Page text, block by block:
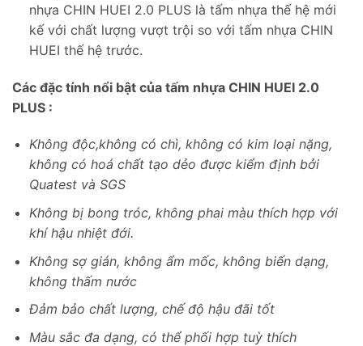
nhựa CHIN HUEI 2.0 PLUS là tấm nhựa thế hệ mới
kế với chất lượng vượt trội so với tấm nhựa CHIN
HUEI thế hệ trước.
Các đặc tính nổi bật của tấm nhựa CHIN HUEI 2.0
PLUS :
Không độc,không có chì, không có kim loại nặng,
không có hoá chất tạo dẻo được kiểm định bởi
Quatest và SGS
Không bị bong tróc, không phai màu thích hợp với
khí hậu nhiệt đới.
Không sợ gián, không ẩm mốc, không biến dạng,
không thấm nước
Đảm bảo chất lượng, chế độ hậu đãi tốt
Màu sắc đa dạng, có thể phối hợp tuỳ thích